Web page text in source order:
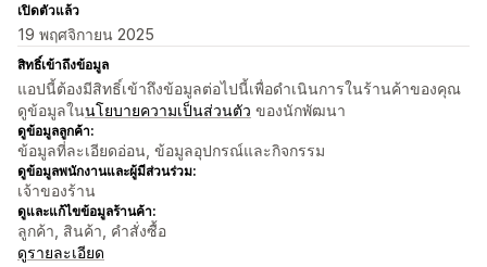
เปิดตัวแล้ว
19 พฤศจิกายน 2025
สิทธิ์เข้าถึงข้อมูล
แอปนี้ต้องมีสิทธิ์เข้าถึงข้อมูลต่อไปนี้เพื่อดำเนินการในร้านค้าของคุณ
ดูข้อมูลในนโยบายความเป็นส่วนตัว ของนักพัฒนา
ดูข้อมูลลูกค้า:
ข้อมูลที่ละเอียดอ่อน, ข้อมูลอุปกรณ์และกิจกรรม
ดูข้อมูลพนักงานและผู้มีส่วนร่วม:
เจ้าของร้าน
ดูและแก้ไขข้อมูลร้านค้า:
ลูกค้า, สินค้า, คำสั่งซื้อ
ดูรายละเอียด